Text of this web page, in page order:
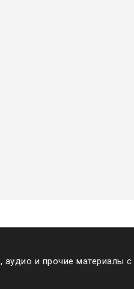
и прочие материалы с